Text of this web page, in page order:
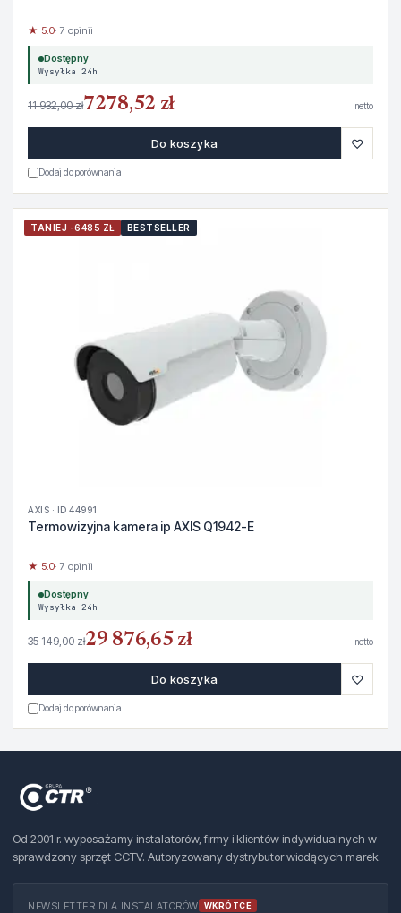
★ 5.0· 7 opinii
Dostępny
Wysyłka 24h
11 932,00 zł7278,52 zł netto
Do koszyka ♡
Dodaj do porównania
TANIEJ -6485 ZŁ BESTSELLER
AXIS · ID 44991
Termowizyjna kamera ip AXIS Q1942-E
★ 5.0· 7 opinii
Dostępny
Wysyłka 24h
35 149,00 zł29 876,65 zł netto
Do koszyka ♡
Dodaj do porównania
Od 2001 r. wyposażamy instalatorów, firmy i klientów indywidualnych w
sprawdzony sprzęt CCTV. Autoryzowany dystrybutor wiodących marek.
NEWSLETTER DLA INSTALATORÓW WKRÓTCE